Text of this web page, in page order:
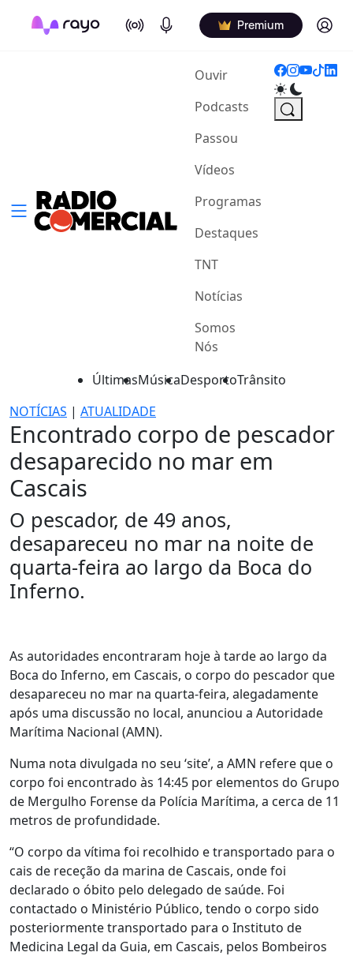
On Air Podcasts Premium Log in
Ouvir(current)
Podcasts
Passou
Vídeos
Programas
Destaques
TNT
Notícias
Somos
Nós
ÚltimasMúsicaDesportoTrânsito
NOTÍCIAS | ATUALIDADE
Encontrado corpo de pescador
desaparecido no mar em
Cascais
O pescador, de 49 anos,
desapareceu no mar na noite de
quarta-feira ao largo da Boca do
Inferno.
As autoridades encontraram hoje à tarde ao largo da
Boca do Inferno, em Cascais, o corpo do pescador que
desapareceu no mar na quarta-feira, alegadamente
após uma discussão no local, anunciou a Autoridade
Marítima Nacional (AMN).
Numa nota divulgada no seu ‘site’, a AMN refere que o
corpo foi encontrado às 14:45 por elementos do Grupo
de Mergulho Forense da Polícia Marítima, a cerca de 11
metros de profundidade.
“O corpo da vítima foi recolhido e transportado para o
cais de receção da marina de Cascais, onde foi
declarado o óbito pelo delegado de saúde. Foi
contactado o Ministério Público, tendo o corpo sido
posteriormente transportado para o Instituto de
Medicina Legal da Guia, em Cascais, pelos Bombeiros